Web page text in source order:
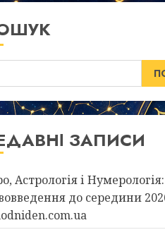
ЗАПИСИ
Астрологія і Нумерологія:
до середини